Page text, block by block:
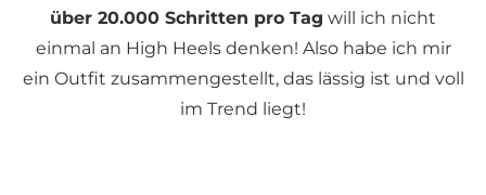
über 20.000 Schritten pro Tag will ich nicht
einmal an High Heels denken! Also habe ich mir
ein Outfit zusammengestellt, das lässig ist und voll
im Trend liegt!